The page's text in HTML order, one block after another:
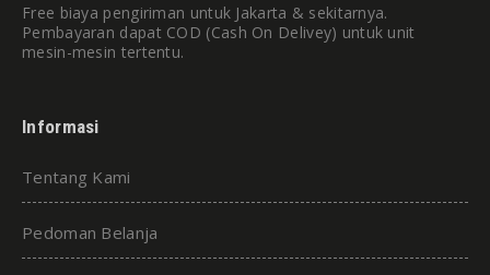
Free biaya pengiriman untuk Jakarta & sekitarnya.
Pembayaran dapat COD (Cash On Delivey) untuk unit
mesin-mesin tertentu.
Informasi
Tentang Kami
Pedoman Belanja